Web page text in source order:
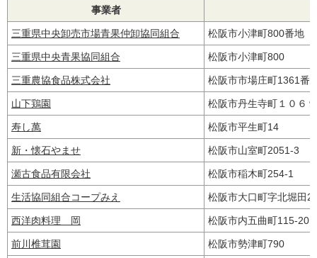
事業者
三重県中央卸売市場青果仲卸協同組合 松阪市小津町800番地
三重県中央青果協同組合 松阪市小津町800
三重農協食品株式会社 松阪市市場庄町1361
山下鶏園 松阪市丹生寺町１０６
寿し萬 松阪市平生町14
新・懐石やませ 松阪市山室町2051-3
瀬古食品有限会社 松阪市稲木町254-1
生活協同組合コープみえ 松阪市大口町字北堀
西洋肉料理 岡 松阪市内五曲町115-
前川椎茸園 松阪市勢津町790